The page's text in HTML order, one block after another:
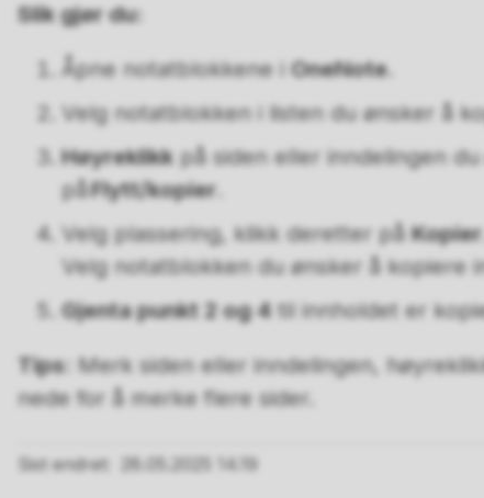
Slik gjør du:
Åpne notatblokkene iOneNote.
Velg notatblokken i listen du ønsker å
Høyreklikk på siden eller inndelingen
påFlytt/kopier
Velg plassering, klikk deretter påKopier
Velg notatblokken du ønsker å kopiere
Gjenta punkt 2 og 4til innholdet er
Tips: Merk siden eller inndelingen,
nede for å merke flere sider.
Sist endret 28.05.2025 14.19